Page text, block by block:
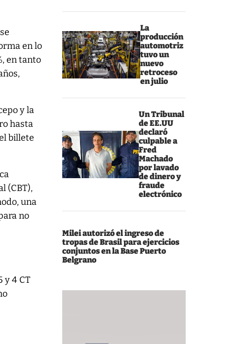
La
producción
automotriz
tuvo un
nuevo
retroceso
en julio
Un Tribunal
de EE.UU
declaró
culpable a
Fred
Machado
por lavado
de dinero y
fraude
electrónico
Milei autorizó el ingreso de
tropas de Brasil para ejercicios
conjuntos en la Base Puerto
Belgrano
en lo
en tanto
y la
hasta
billete
(CBT),
una
no
y 4 CT